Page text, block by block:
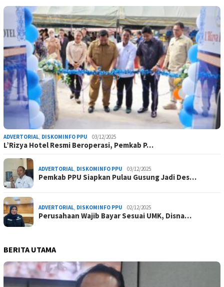
ADVERTORIAL, DISKOMINFO PPU 03/12/2025
L’Rizya Hotel Resmi Beroperasi, Pemkab P…
ADVERTORIAL, DISKOMINFO PPU 03/12/2025
Pemkab PPU Siapkan Pulau Gusung Jadi Des…
ADVERTORIAL, DISKOMINFO PPU 02/12/2025
Perusahaan Wajib Bayar Sesuai UMK, Disna…
BERITA UTAMA